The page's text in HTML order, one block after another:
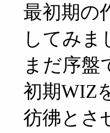
最初期の
してみま
まだ序盤
初期WIZ
彷彿とさ